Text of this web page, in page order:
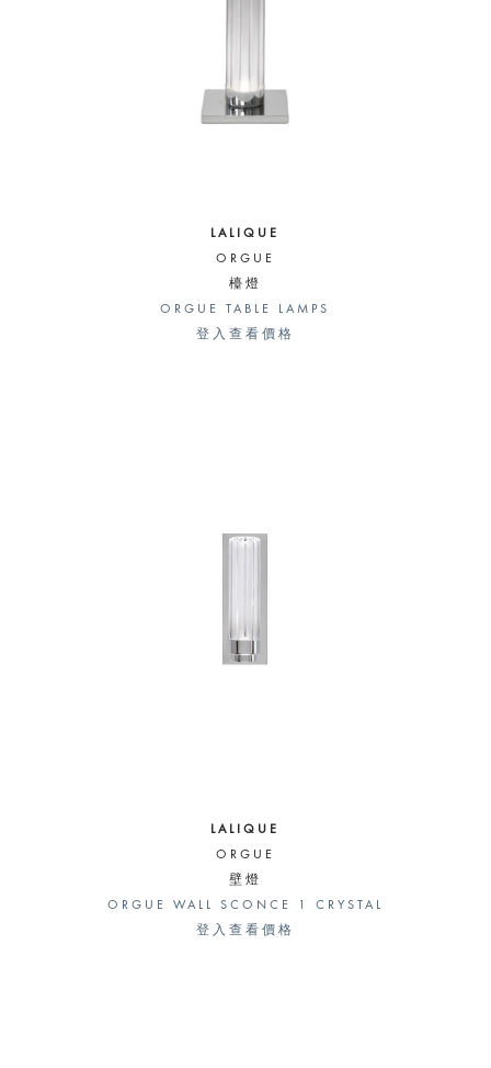
LALIQUE
ORGUE
檯燈
ORGUE TABLE LAMPS
登入查看價格
LALIQUE
ORGUE
壁燈
ORGUE WALL SCONCE 1 CRYSTAL
登入查看價格